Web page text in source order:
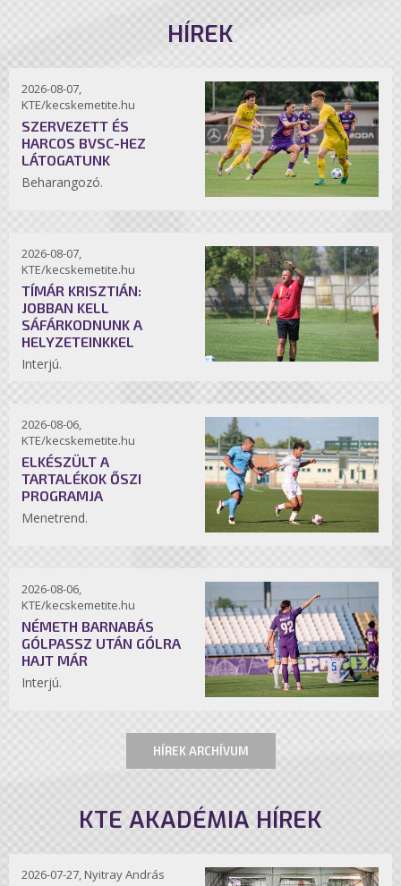
HÍREK
2026-08-07,
KTE/kecskemetite.hu
SZERVEZETT ÉS
HARCOS BVSC-HEZ
LÁTOGATUNK
Beharangozó.
2026-08-07,
KTE/kecskemetite.hu
TÍMÁR KRISZTIÁN:
JOBBAN KELL
SÁFÁRKODNUNK A
HELYZETEINKKEL
Interjú.
2026-08-06,
KTE/kecskemetite.hu
ELKÉSZÜLT A
TARTALÉKOK ŐSZI
PROGRAMJA
Menetrend.
2026-08-06,
KTE/kecskemetite.hu
NÉMETH BARNABÁS
GÓLPASSZ UTÁN GÓLRA
HAJT MÁR
Interjú.
HÍREK ARCHÍVUM
KTE AKADÉMIA HÍREK
2026-07-27, Nyitray András